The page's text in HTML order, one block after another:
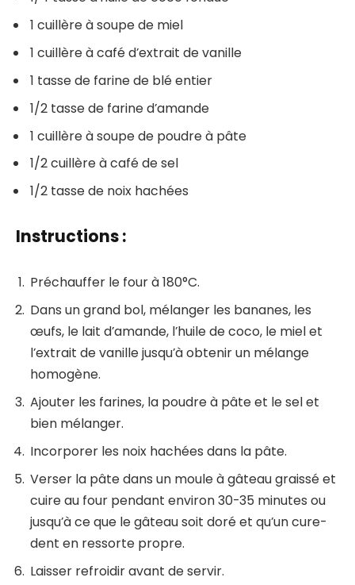
1 cuillère à soupe de miel
1 cuillère à café d’extrait de vanille
1 tasse de farine de blé entier
1/2 tasse de farine d’amande
1 cuillère à soupe de poudre à pâte
1/2 cuillère à café de sel
1/2 tasse de noix hachées
Instructions :
Préchauffer le four à 180°C.
Dans un grand bol, mélanger les bananes, les
œufs, le lait d’amande, l’huile de coco, le miel et
l’extrait de vanille jusqu’à obtenir un mélange
homogène.
Ajouter les farines, la poudre à pâte et le sel et
bien mélanger.
Incorporer les noix hachées dans la pâte.
Verser la pâte dans un moule à gâteau graissé et
cuire au four pendant environ 30-35 minutes ou
jusqu’à ce que le gâteau soit doré et qu’un cure-
dent en ressorte propre.
Laisser refroidir avant de servir.